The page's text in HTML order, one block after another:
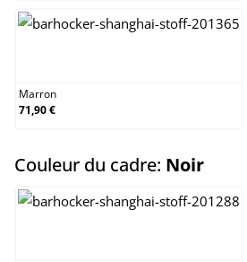
Marron
71,90 €
Couleur du cadre: Noirselect